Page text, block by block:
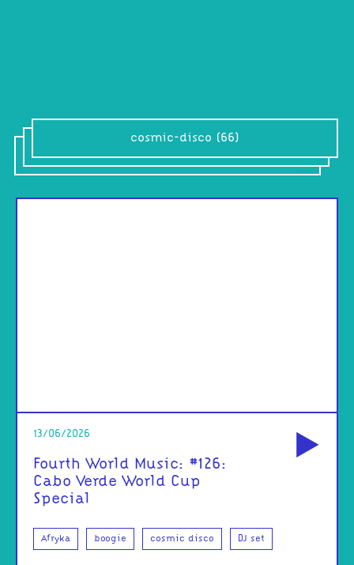
cosmic-disco (66)
13/06/2026
Fourth World Music: #126:
Cabo Verde World Cup
Special
Afryka boogie cosmic disco DJ set